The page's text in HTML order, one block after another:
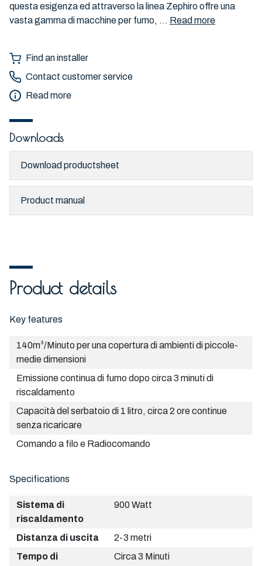
questa esigenza ed attraverso la linea Zephiro offre una
vasta gamma di macchine per fumo, ... Read more
Find an installer
Contact customer service
Read more
Downloads
Download productsheet
Product manual
Product details
Key features
140m³/Minuto per una copertura di ambienti di piccole-
medie dimensioni
Emissione continua di fumo dopo circa 3 minuti di
riscaldamento
Capacità del serbatoio di 1 litro, circa 2 ore continue
senza ricaricare
Comando a filo e Radiocomando
Specifications
Sistema di
riscaldamento
900 Watt
Distanza di uscita
2-3 metri
Tempo di
Circa 3 Minuti